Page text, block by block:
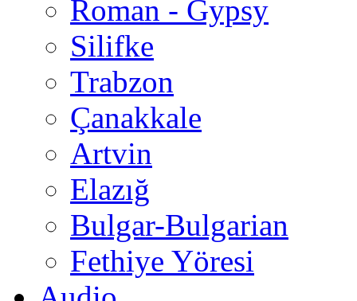
Roman - Gypsy
Silifke
Trabzon
Çanakkale
Artvin
Elazığ
Bulgar-Bulgarian
Fethiye Yöresi